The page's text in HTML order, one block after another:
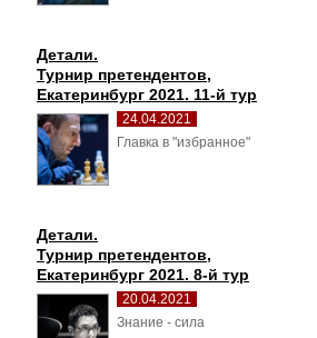
Детали.
Турнир претендентов,
Екатеринбург 2021. 11-й тур
24.04.2021
Главка в "избранное"
Детали.
Турнир претендентов,
Екатеринбург 2021. 8-й тур
20.04.2021
Знание - сила